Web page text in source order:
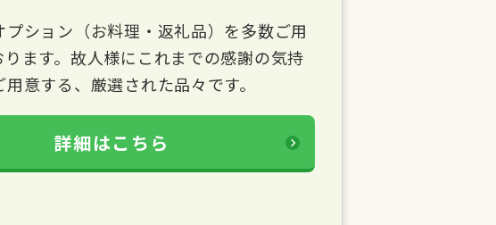
プション（お料理・返礼品）を多数ご用
ります。故人様にこれまでの感謝の気持
意する、厳選された品々です。
詳細はこちら